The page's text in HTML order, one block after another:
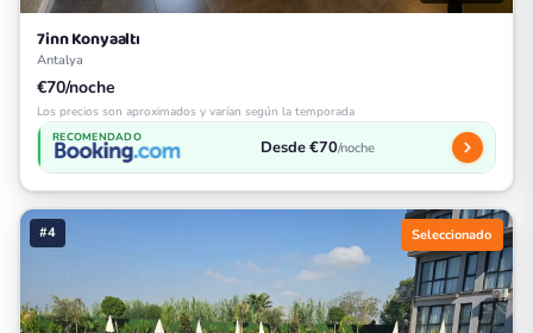
7inn Konyaaltı
Antalya
€70/noche
Los precios son aproximados y varían según la temporada
RECOMENDADO Desde €70/noche
#4 Seleccionado